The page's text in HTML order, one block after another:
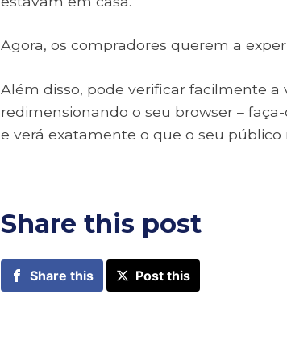
Agora, os compradores querem a
Além disso, pode verificar facilmente
redimensionando o seu browser –
e verá exatamente o que o seu público
Share this post
Share this Post this